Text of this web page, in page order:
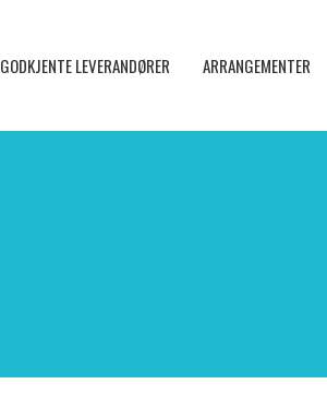
GODKJENTE LEVERANDØRER ARRANGEMENTER